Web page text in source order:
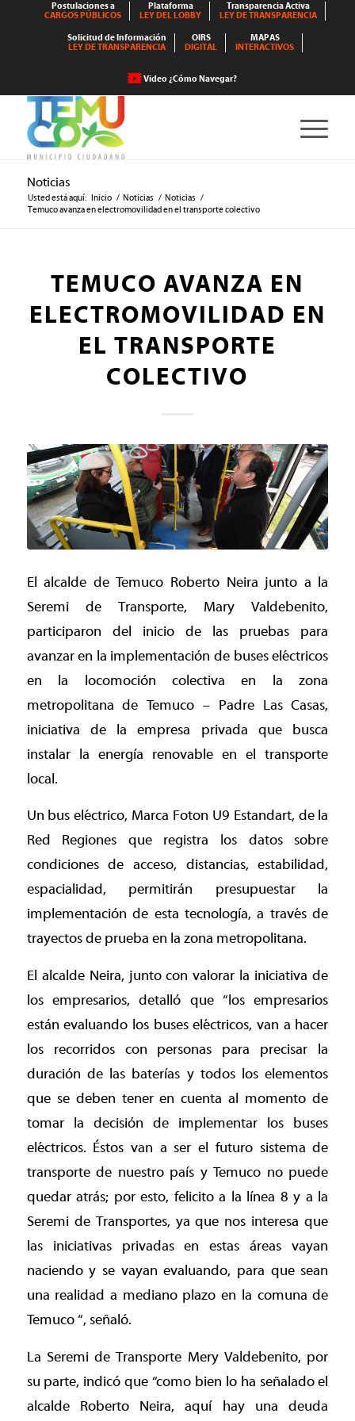
Postulaciones a
CARGOS PÚBLICOS
Plataforma
LEY DEL LOBBY
Transparencia Activa
LEY DE TRANSPARENCIA
Solicitud de Información
LEY DE TRANSPARENCIA
OIRS
DIGITAL
MAPAS
INTERACTIVOS
Video ¿Cómo Navegar?
Noticias
Usted está aquí: Inicio / Noticias / Noticias /
Temuco avanza en electromovilidad en el transporte colectivo
TEMUCO AVANZA EN
ELECTROMOVILIDAD EN
EL TRANSPORTE
COLECTIVO
El alcalde de Temuco Roberto Neira junto a la
Seremi de Transporte, Mary Valdebenito,
participaron del inicio de las pruebas para
avanzar en la implementación de buses eléctricos
en la locomoción colectiva en la zona
metropolitana de Temuco – Padre Las Casas,
iniciativa de la empresa privada que busca
instalar la energía renovable en el transporte
local.
Un bus eléctrico, Marca Foton U9 Estandart, de la
Red Regiones que registra los datos sobre
condiciones de acceso, distancias, estabilidad,
espacialidad, permitirán presupuestar la
implementación de esta tecnología, a través de
trayectos de prueba en la zona metropolitana.
El alcalde Neira, junto con valorar la iniciativa de
los empresarios, detalló que “los empresarios
están evaluando los buses eléctricos, van a hacer
los recorridos con personas para precisar la
duración de las baterías y todos los elementos
que se deben tener en cuenta al momento de
tomar la decisión de implementar los buses
eléctricos. Éstos van a ser el futuro sistema de
transporte de nuestro país y Temuco no puede
quedar atrás; por esto, felicito a la línea 8 y a la
Seremi de Transportes, ya que nos interesa que
las iniciativas privadas en estas áreas vayan
naciendo y se vayan evaluando, para que sean
una realidad a mediano plazo en la comuna de
Temuco “, señaló.
La Seremi de Transporte Mery Valdebenito, por
su parte, indicó que “como bien lo ha señalado el
alcalde Roberto Neira, aquí hay una deuda